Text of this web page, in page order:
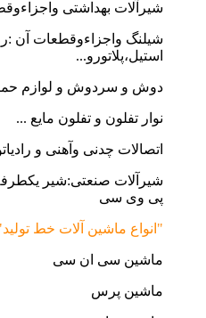
شیرآلات بهداشتی
شیلنگ واجزاءوقطعات آن
استیل،پلاتورو...
دوش و سردوش و لوازم
نوار تفلون و تفلون مایع ...
اتصالات چدنی وآهنی و
شیرآلات صنعتی:شیر
پی وی سی
"انواع ماشین آلات خط
ماشین سی ان سی
ماشین پرس